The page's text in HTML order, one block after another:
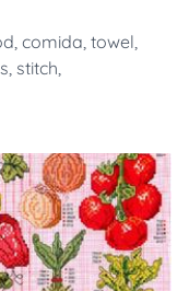
, comida, towel,
, stitch,